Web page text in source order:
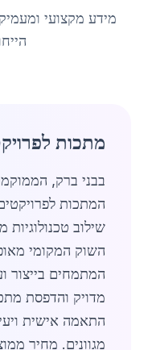
מידע מקצועי
מתכות
בבני ברק,
המתכות
שילוב
השוק המקומי
המתמחים בייצור
מדויק והדפסת
התאמה אישית